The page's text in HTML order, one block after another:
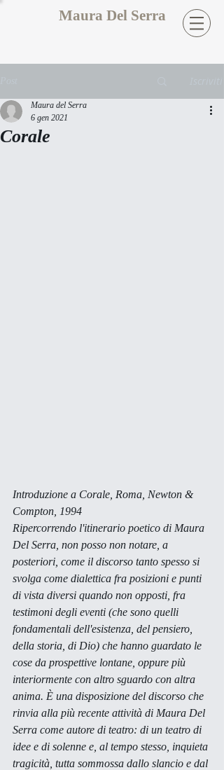
Maura Del Serra
Corale
Maura del Serra
6 gen 2021
Introduzione a Corale , Roma, Newton &
Compton, 1994
Ripercorrendo l'itinerario poetico di Maura
Del Serra, non posso non notare, a
posteriori, come il discorso tanto spesso si
svolga come dialettica fra posizioni e punti
di vista diversi quando non opposti, fra
testimoni degli eventi (che sono quelli
fondamentali dell'esistenza, del pensiero,
della storia, di Dio) che hanno guardato le
cose da prospettive lontane, oppure più
interiormente con altro sguardo con altra
anima. È una disposizione del discorso che
rinvia alla più recente attività di Maura Del
Serra come autore di teatro: di un teatro di
idee e di solenne e, al tempo stesso, inquieta
tragicità, tutta sommossa dallo slancio e dal